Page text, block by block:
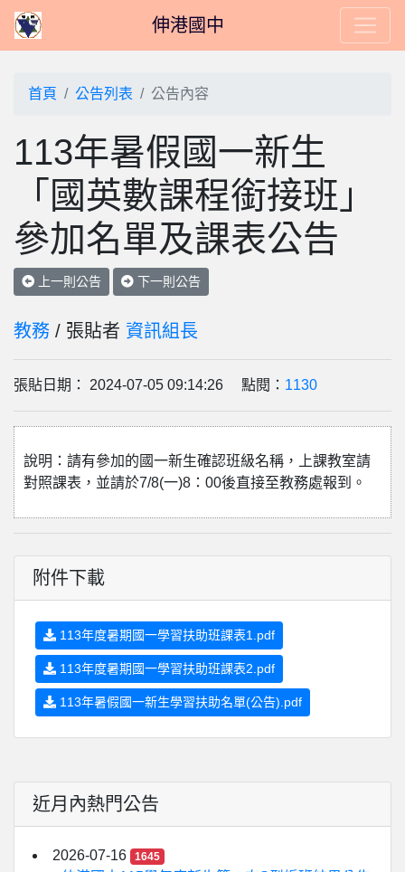
伸港國中
首頁 公告列表 公告內容
113年暑假國一新生
「國英數課程銜接班」
參加名單及課表公告
上一則公告 下一則公告
教務 / 張貼者 資訊組長
張貼日期： 2024-07-05 09:14:26 點閱： 1130
說明：請有參加的國一新生確認班級名稱，上課教室請
對照課表，並請於7/8(一)8：00後直接至教務處報到。
附件下載
113年度暑期國一學習扶助班課表1.pdf
113年度暑期國一學習扶助班課表2.pdf
113年暑假國一新生學習扶助名單(公告).pdf
近月內熱門公告
2026-07-16 1645